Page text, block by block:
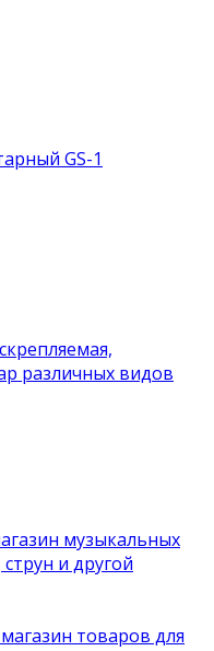
GS-1
различных видов
музыкальных
и другой
товаров для